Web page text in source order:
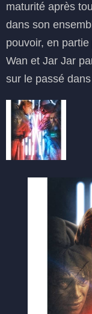
maturité après
dans son
pouvoir, en
Wan et Jar Jar
sur le passé